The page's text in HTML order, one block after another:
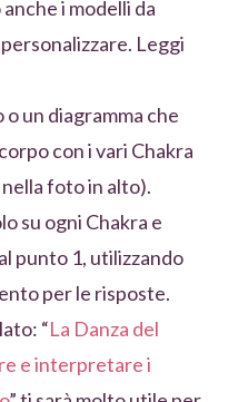
anche i modelli da
Leggi
un diagramma che
con i vari Chakra
foto in alto).
su ogni Chakra e
punto 1, utilizzando
per le risposte.
“La Danza del
e interpretare i